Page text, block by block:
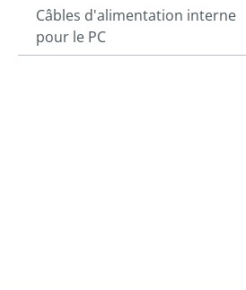
Câbles d'alimentation interne
pour le PC